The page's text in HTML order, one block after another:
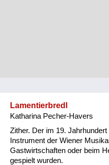
Lamentierbredl
Katharina Pecher-Havers
Zither. Der im 19.
Instrument der Wiener
Gastwirtschaften oder beim
gespielt wurden.